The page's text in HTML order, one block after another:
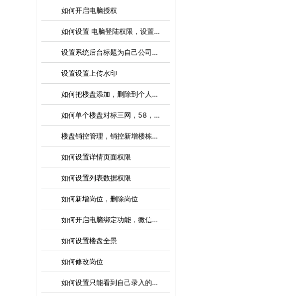
如何开启电脑授权
如何设置 电脑登陆权限，设置只能登录本店 或者 本司的电脑
设置系统后台标题为自己公司名称
设置设置上传水印
如何把楼盘添加，删除到个人店铺
如何单个楼盘对标三网，58，安居客
楼盘销控管理，销控新增楼栋，单元，房号
如何设置详情页面权限
如何设置列表数据权限
如何新增岗位，删除岗位
如何开启电脑绑定功能，微信绑定，APP绑定，电脑锁盘时间设置
如何设置楼盘全景
如何修改岗位
如何设置只能看到自己录入的房源，其他人录入的加密